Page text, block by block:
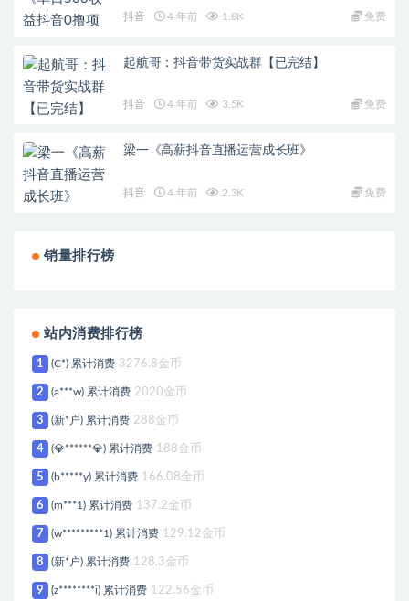
抖音 4 年前 1.8K 免费
起航哥：抖音带货实战群【已完结】
抖音 4 年前 3.5K 免费
梁一《高薪抖音直播运营成长班》
抖音 4 年前 2.3K 免费
销量排行榜
站内消费排行榜
1 (C*) 累计消费 3276.8金币
2 (a***w) 累计消费 2020金币
3 (新*户) 累计消费 288金币
4 (💎******💎) 累计消费 188金币
5 (b*****y) 累计消费 166.08金币
6 (m***1) 累计消费 137.2金币
7 (w*********1) 累计消费 129.12金币
8 (新*户) 累计消费 128.3金币
9 (z********i) 累计消费 122.56金币